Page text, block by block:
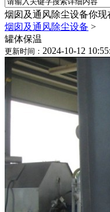
烟囱及通风除尘设备你现
烟囱及通风除尘设备 >
罐体保温
更新时间： 2024-10-12